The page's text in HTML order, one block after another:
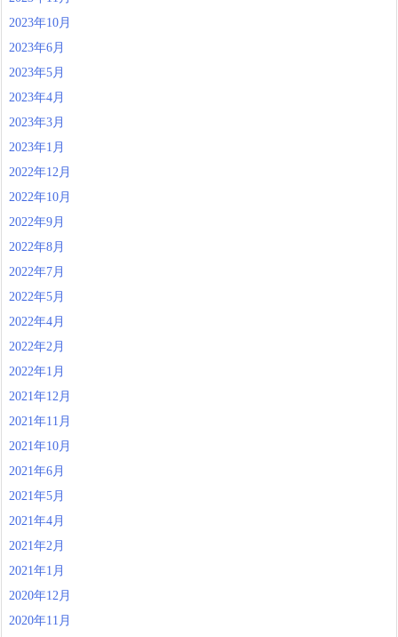
2023年10月
2023年6月
2023年5月
2023年4月
2023年3月
2023年1月
2022年12月
2022年10月
2022年9月
2022年8月
2022年7月
2022年5月
2022年4月
2022年2月
2022年1月
2021年12月
2021年11月
2021年10月
2021年6月
2021年5月
2021年4月
2021年2月
2021年1月
2020年12月
2020年11月